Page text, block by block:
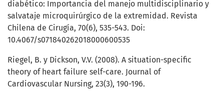
diabético: Importancia del manejo multidisciplinario y
salvataje microquirúrgico de la extremidad. Revista
Chilena de Cirugía, 70(6), 535-543. Doi:
10.4067/s071840262018000600535
Riegel, B. y Dickson, V.V. (2008). A situation-specific
theory of heart failure self-care. Journal of
Cardiovascular Nursing, 23(3), 190-196.